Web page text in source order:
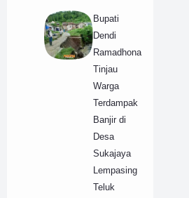
Bupati
Dendi
Ramadhona
Tinjau
Warga
Terdampak
Banjir di
Desa
Sukajaya
Lempasing
Teluk